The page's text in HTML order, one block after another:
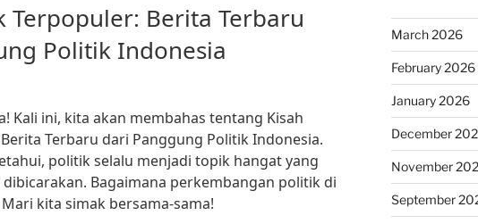
Terpopuler: Berita Terbaru
Politik Indonesia
Kali ini, kita akan membahas tentang Kisah
Terbaru dari Panggung Politik Indonesia.
politik selalu menjadi topik hangat yang
Bagaimana perkembangan politik di
kita simak bersama-sama!
March 2026
February 2026
January 2026
December
November
September